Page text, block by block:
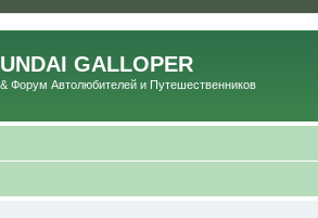
GALLOPER
Форум Автолюбителей и Путешественников